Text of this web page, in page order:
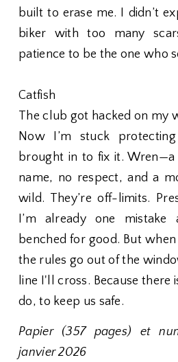
built to erase me. I didn’t
biker with too many
patience to be the one who
Catfish
The club got hacked on my
Now I’m stuck
brought in to fix it.
name, no respect, and a
wild. They’re off-limits.
I’m already one mistake
benched for good. But
the rules go out of the
line I'll cross. Because
do, to keep us safe.
Papier (357 pages) et
janvier 2026